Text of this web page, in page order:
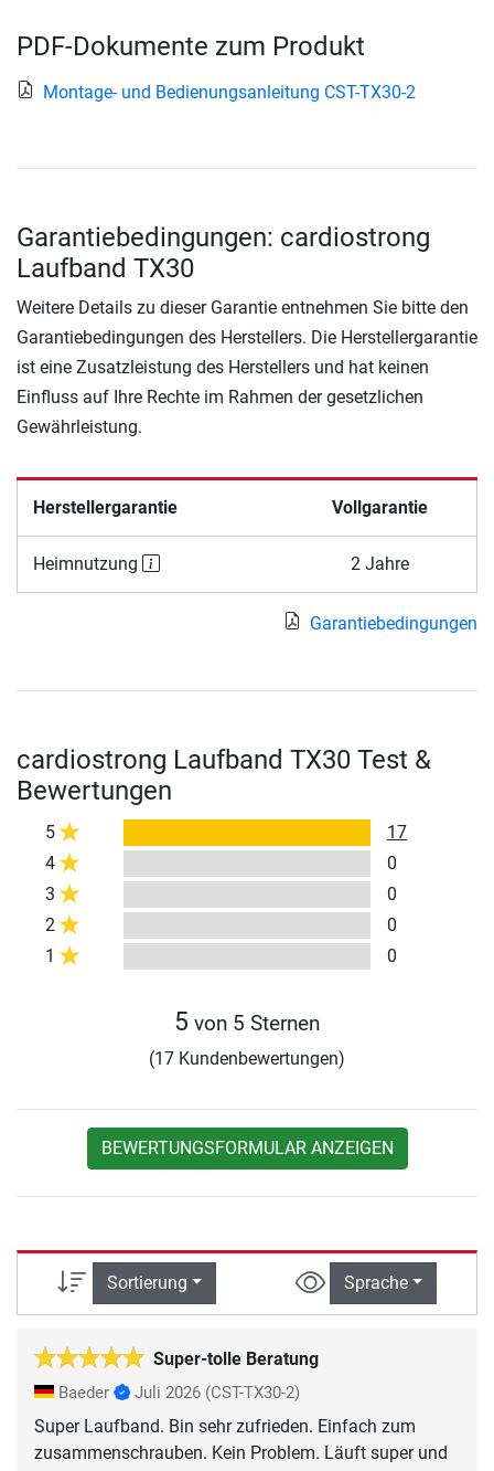
PDF-Dokumente zum Produkt
Montage- und Bedienungsanleitung CST-TX30-2
Garantiebedingungen: cardiostrong
Laufband TX30
Weitere Details zu dieser Garantie entnehmen Sie bitte den
Garantiebedingungen des Herstellers. Die Herstellergarantie
ist eine Zusatzleistung des Herstellers und hat keinen
Einfluss auf Ihre Rechte im Rahmen der gesetzlichen
Gewährleistung.
Herstellergarantie Vollgarantie
Heimnutzung 2 Jahre
Garantiebedingungen
cardiostrong Laufband TX30 Test &
Bewertungen
5
17
4
0
3
0
2
0
1
0
5 von 5 Sternen
(17 Kundenbewertungen)
BEWERTUNGSFORMULAR ANZEIGEN
Sortierung Sprache
Super-tolle Beratung
Baeder Juli 2026 (CST-TX30-2)
Super Laufband. Bin sehr zufrieden. Einfach zum
zusammenschrauben. Kein Problem. Läuft super und